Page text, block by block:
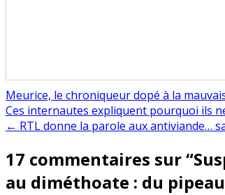
Meurice, le chroniqueur dopé à la
Navigation
de
l’article
Ces internautes expliquent pourquoi ils
← RTL donne la parole aux antiviande…
17 commentaires sur “
au diméthoate : du